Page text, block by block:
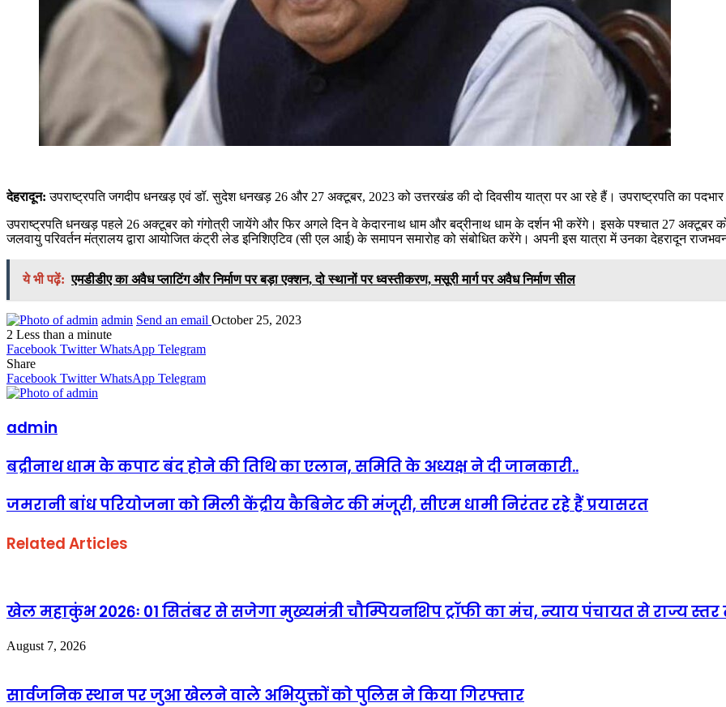
देहरादून:उपराष्ट्रपति जगदीप धनखड़ एवं डॉ. सुदेश धनखड़ 26 और 27 अक्टूबर, 2023 को उत्तरखंड की दो दिवसीय यात्रा पर आ रहे हैं। उपराष्ट्रपति का पदभार
उपराष्ट्रपति धनखड़ पहले 26 अक्टूबर को गंगोत्री जायेंगे और फिर अगले दिन वे केदारनाथ धाम और बद्रीनाथ धाम के दर्शन भी करेंगे। इसके पश्चात 27 अक्टूबर
जलवायु परिवर्तन मंत्रालय द्वारा आयोजित कंट्री लेड इनिशिएटिव (सी एल आई) के समापन समारोह को संबोधित करेंगे। अपनी इस यात्रा में उनका देहरादून
ये भी पढ़ें: एमडीडीए का अवैध प्लाटिंग और निर्माण पर बड़ा एक्शन, दो स्थानों पर ध्वस्तीकरण, मसूरी मार्ग पर अवैध निर्माण सील
admin Send an email October 25, 2023
2 Less than a minute
Facebook Twitter WhatsApp Telegram
Share
Facebook Twitter WhatsApp Telegram
admin
बद्रीनाथ धाम के कपाट बंद होने की तिथि का एलान, समिति के अध्यक्ष ने दी जानकारी..
जमरानी बांध परियोजना को मिली केंद्रीय कैबिनेट की मंजूरी, सीएम धामी निरंतर रहे हैं प्रयासरत
Related Articles
खेल महाकुंभ 2026ः 01 सितंबर से सजेगा मुख्यमंत्री चौम्पियनशिप ट्रॉफी का मंच, न्याय पंचायत से राज्य स्तर
August 7, 2026
सार्वजनिक स्थान पर जुआ खेलने वाले अभियुक्तों को पुलिस ने किया गिरफ्तार